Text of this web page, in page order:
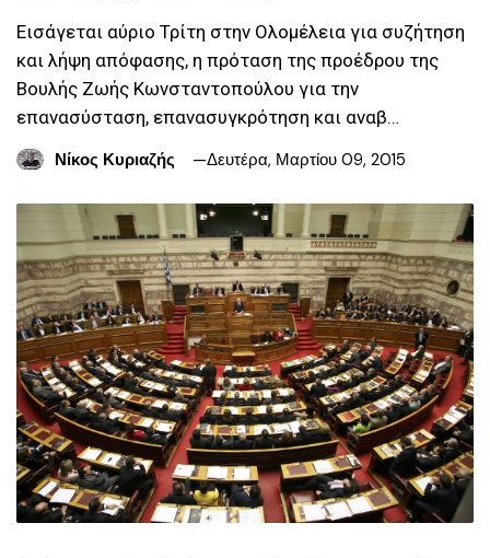
Εισάγεται αύριο Τρίτη στην Ολομέλεια για συζήτηση
και λήψη απόφασης, η πρόταση της προέδρου της
Βουλής Ζωής Κωνσταντοπούλου για την
επανασύσταση, επανασυγκρότηση και αναβ…
Νίκος Κυριαζής
Δευτέρα, Μαρτίου 09, 2015